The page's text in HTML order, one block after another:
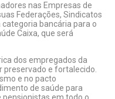
nas Empresas de
Federações, Sindicatos
bancária para o
Caixa, que será
dos empregados da
preservado e fortalecido.
e no pacto
de saúde para